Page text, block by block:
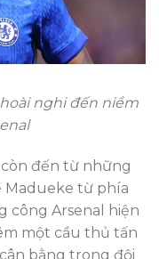
nghi đến niềm
đến từ những
Madueke từ phía
công Arsenal hiện
một cầu thủ tấn
bằng trong đội